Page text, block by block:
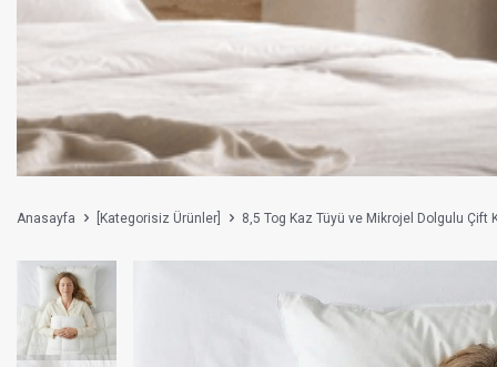
Anasayfa [Kategorisiz Ürünler] 8,5 Tog Kaz Tüyü ve Mikrojel Dolgulu Çift